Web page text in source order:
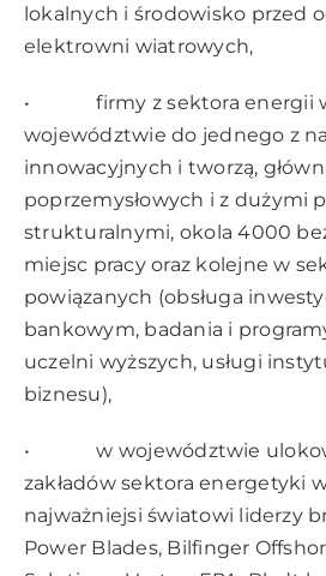
lokalnych i środowisko przed
elektrowni wiatrowych,
• firmy z sektora energii
województwie do jednego z
innowacyjnych i tworzą,
poprzemysłowych i z dużymi
strukturalnymi, okola 4000
miejsc pracy oraz kolejne w
powiązanych (obsługa
bankowym, badania i
uczelni wyższych, usługi
biznesu),
• w województwie
zakładów sektora energetyki
najważniejsi światowi liderzy
Power Blades, Bilfinger